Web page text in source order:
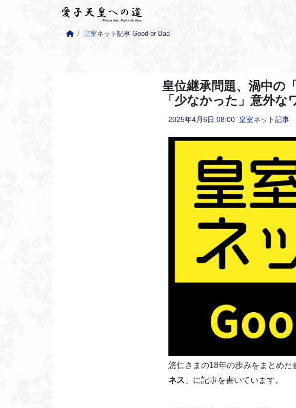
皇室ネット記事 Good or Bad
皇位継承問題、渦中の
「少なかった」意外な
2025年4月6日 08:00 皇室ネット記事
悠仁さまの18年の歩みをまとめた
ネス 」に記事を書いています。